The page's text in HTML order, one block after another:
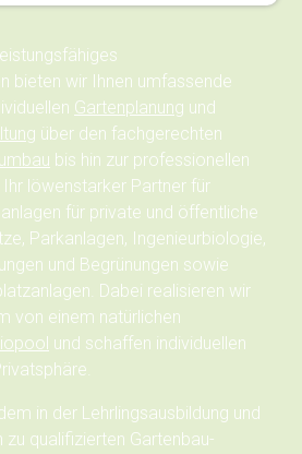
bieten wir Ihnen umfassende
Gartenplanung und
über den fachgerechten
bis hin zur professionellen
Ihr löwenstarker Partner für
für private und öffentliche
Parkanlagen, Ingenieurbiologie,
und Begrünungen sowie
Dabei realisieren wir
von einem natürlichen
und schaffen individuellen
in der Lehrlingsausbildung und
zu qualifizierten Gartenbau-